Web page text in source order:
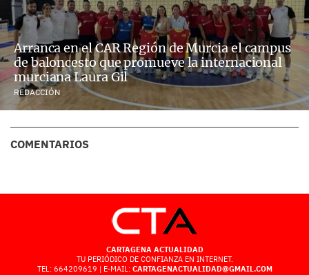
Arranca en el CAR Región de Murcia el campus
de baloncesto que promueve la internacional
murciana Laura Gil
REDACCIÓN
COMENTARIOS
CARTAGENA ACTUALIDAD
TU PERIÓDICO DE CONFIANZA EN INTERNET.
TEL: 664209619 | E-MAIL: CARTAGENACTUALIDAD@GMAIL.COM